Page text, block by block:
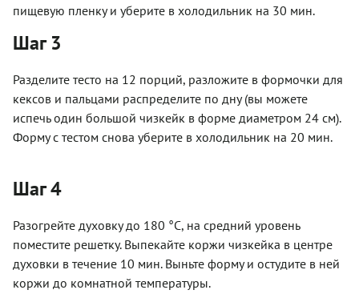
пищевую пленку и уберите в холодильник на 30 мин.
Шаг 3
Разделите тесто на 12 порций, разложите в формочки для
кексов и пальцами распределите по дну (вы можете
испечь один большой чизкейк в форме диаметром 24 см).
Форму с тестом снова уберите в холодильник на 20 мин.
Шаг 4
Разогрейте духовку до 180 °С, на средний уровень
поместите решетку. Выпекайте коржи чизкейка в центре
духовки в течение 10 мин. Выньте форму и остудите в ней
коржи до комнатной температуры.